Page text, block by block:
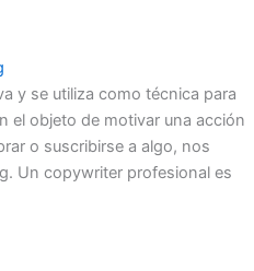
y se utiliza como técnica para
el objeto de motivar una acción
o suscribirse a algo, nos
Un copywriter profesional es